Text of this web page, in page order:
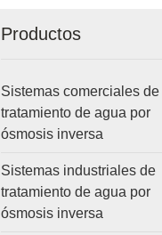
Productos
Sistemas comerciales de
tratamiento de agua por
ósmosis inversa
Sistemas industriales de
tratamiento de agua por
ósmosis inversa